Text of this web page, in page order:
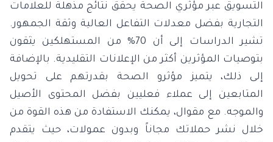
التسويق عبر مؤثري الصحة يحقق نتائج مذهلة للعلامات
التجارية بفضل معدلات التفاعل العالية وثقة الجمهور.
تشير الدراسات إلى أن 70% من المستهلكين يثقون
بتوصيات المؤثرين أكثر من الإعلانات التقليدية. بالإضافة
إلى ذلك، يتميز مؤثرو الصحة بقدرتهم على تحويل
المتابعين إلى عملاء فعليين بفضل المحتوى الأصيل
والموجه. مع مقوال، يمكنك الاستفادة من هذه القوة من
خلال نشر حملاتك مجاناً وبدون عمولات، حيث يتقدم